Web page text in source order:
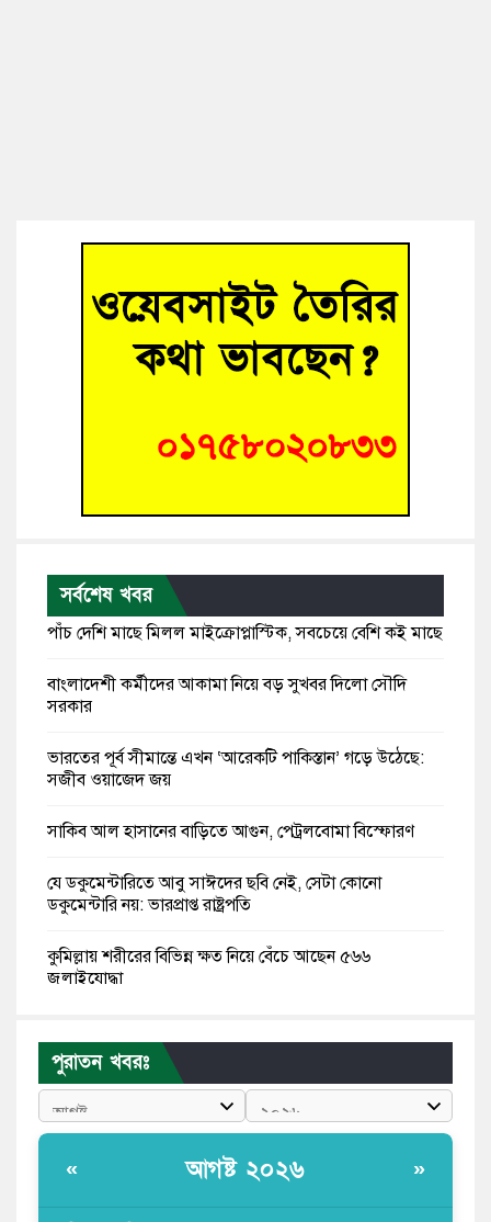
সর্বশেষ খবর
পাঁচ দেশি মাছে মিলল মাইক্রোপ্লাস্টিক, সবচেয়ে বেশি কই মাছে
বাংলাদেশী কর্মীদের আকামা নিয়ে বড় সুখবর দিলো সৌদি
সরকার
ভারতের পূর্ব সীমান্তে এখন ‘আরেকটি পাকিস্তান’ গড়ে উঠেছে:
সজীব ওয়াজেদ জয়
সাকিব আল হাসানের বাড়িতে আগুন, পেট্রলবোমা বিস্ফোরণ
যে ডকুমেন্টারিতে আবু সাঈদের ছবি নেই, সেটা কোনো
ডকুমেন্টারি নয়: ভারপ্রাপ্ত রাষ্ট্রপতি
কুমিল্লায় শরীরের বিভিন্ন ক্ষত নিয়ে বেঁচে আছেন ৫৬৬
জুলাইযোদ্ধা
পাটওয়ারী
শেখ হাসিনাকে আর রাখতে চাচ্ছে না ভারত: আসিফ মাহমুদ
জুলাই কোনো শ্রেণি বা গোষ্ঠীর নয়, এটি সর্বস্তরের মানুষের: ড.
ইউনূস
পুরাতন খবরঃ
« আগষ্ট ২০২৬ »